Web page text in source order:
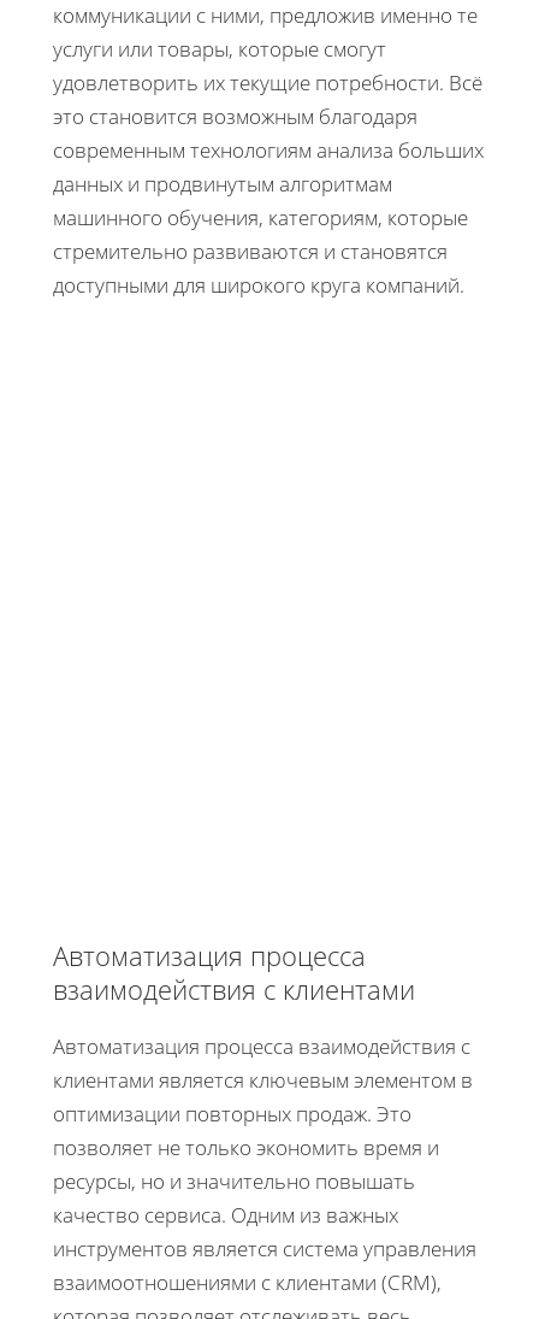
коммуникации с ними, предложив именно те
услуги или товары, которые смогут
удовлетворить их текущие потребности. Всё
это становится возможным благодаря
современным технологиям анализа больших
данных и продвинутым алгоритмам
машинного обучения, категориям, которые
стремительно развиваются и становятся
доступными для широкого круга компаний.
Автоматизация процесса
взаимодействия с клиентами
Автоматизация процесса взаимодействия с
клиентами является ключевым элементом в
оптимизации повторных продаж. Это
позволяет не только экономить время и
ресурсы, но и значительно повышать
качество сервиса. Одним из важных
инструментов является система управления
взаимоотношениями с клиентами (CRM),